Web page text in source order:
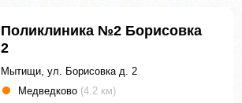
Поликлиника №2 Борисовка
2
Мытищи, ул. Борисовка д. 2
Медведково (4.2 км)